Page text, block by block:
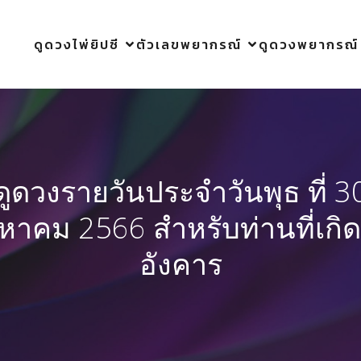
ดูดวงไพ่ยิปซี ตัวเลขพยากรณ์ ดูดวงพยากรณ์
ดวงรายวันประจำวันพุธ ที่
าคม 2566 สำหรับท่านที่เกิ
อังคาร